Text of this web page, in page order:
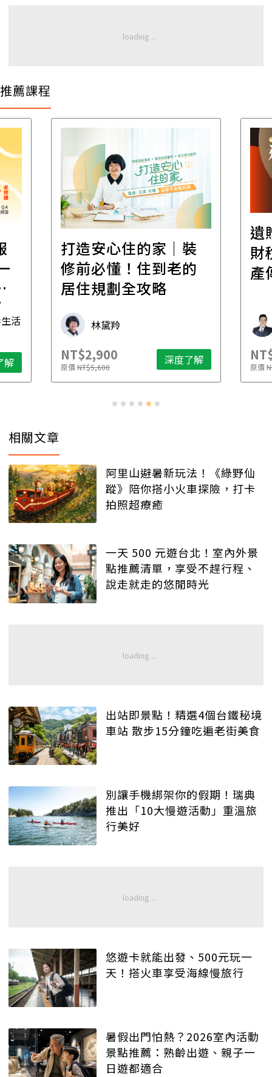
推薦課程
活
解
打造安心住的家｜裝
修前必懂！住到老的
居住規劃全攻略
林黛羚
NT$2,900
原價NT$5,600 深度了解
遺
財
產
原價
相關文章
阿里山避暑新玩法！《綠野仙
蹤》陪你搭小火車探險，打卡
拍照超療癒
一天 500 元遊台北！室內外景
點推薦清單，享受不趕行程、
說走就走的悠閒時光
出站即景點！精選4個台鐵秘境
車站 散步15分鐘吃遍老街美食
別讓手機綁架你的假期！瑞典
推出「10大慢遊活動」重溫旅
行美好
悠遊卡就能出發、500元玩一
天！搭火車享受海線慢旅行
暑假出門怕熱？2026室內活動
景點推薦：熟齡出遊、親子一
日遊都適合